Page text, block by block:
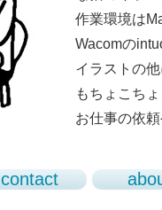
作業環境は
Wacomの
イラストの
もちょこち
お仕事の依
contact